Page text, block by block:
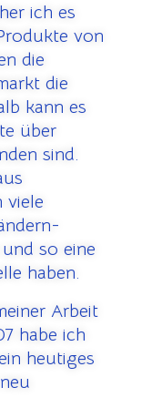
ich es
von
die
die
kann es
über
sind.
viele
so eine
haben.
Arbeit
habe ich
heutiges